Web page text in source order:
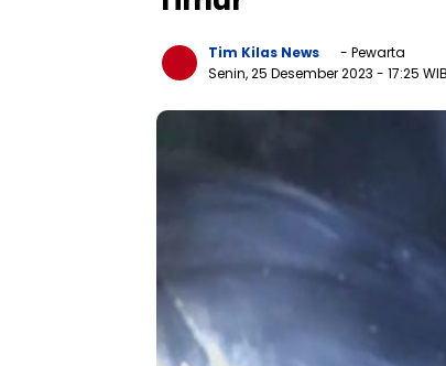
Tim Kilas News
- Pewarta
Senin, 25 Desember 2023 - 17:25 WIB